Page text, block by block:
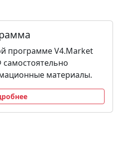
программе V4.Market
материалы.